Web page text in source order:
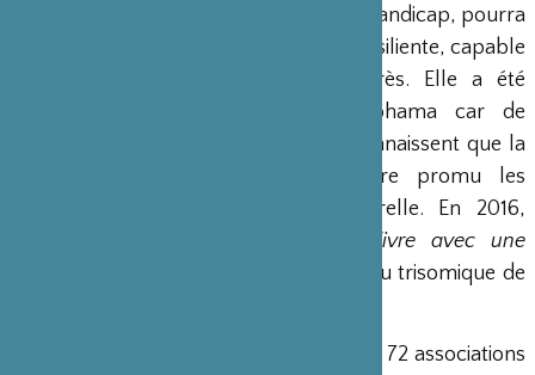
une société où chacun, avec ou sans handicap, pourra
s’affirmer et participer à une société résiliente, capable
de transformer l’adversité en progrès. Elle a été
nommée d’après la ville de Yokohama car de
nombreux membres y vivent et reconnaissent que la
ville de Yokohama a dans l’histoire promu les
échanges et la diversité multiculturelle. En 2016,
Vivre avec une
qui décrit la vie d’un individu trisomique de
est la fédération des 72 associations